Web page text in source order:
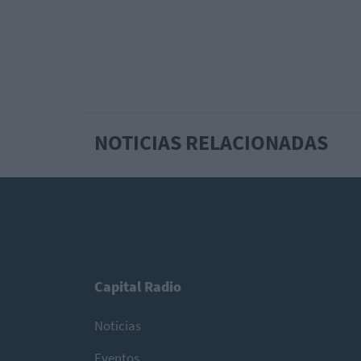
NOTICIAS RELACIONADAS
Capital Radio
Noticias